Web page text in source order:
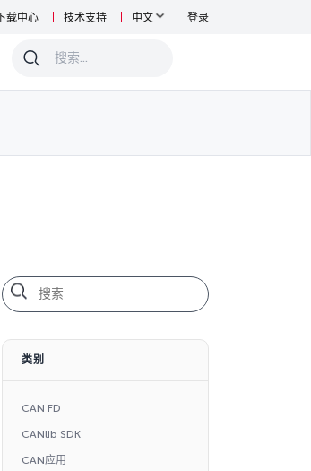
下载中心 技术支持 中文 登录
0
类别
CAN FD
CANlib SDK
CAN应用